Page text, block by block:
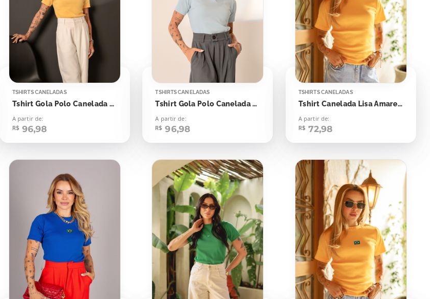
TSHIRTS CANELADAS
Tshirt Gola Polo Canelada Amarelo Emoji
A partir de:
R$ 96,98
TSHIRTS CANELADAS
Tshirt Gola Polo Canelada Azul Skyway
A partir de:
R$ 96,98
TSHIRTS CANELADAS
Tshirt Canelada Lisa Amarelo Canário
A partir de:
R$ 72,98